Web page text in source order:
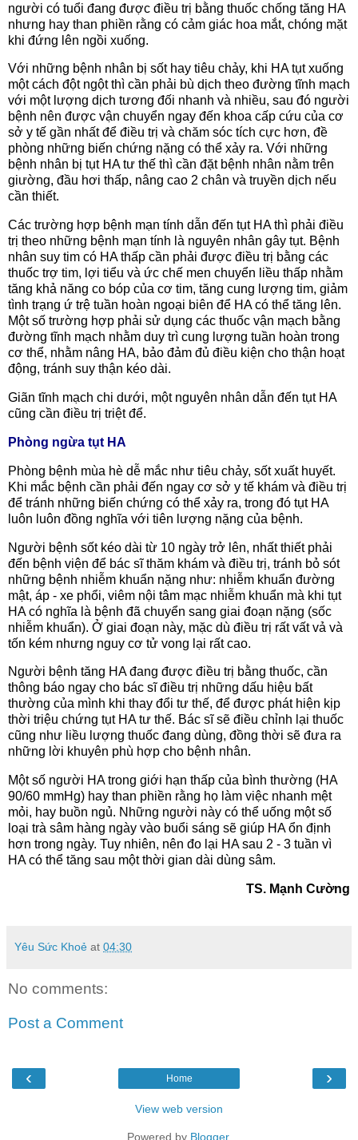
người có tuổi đang được điều trị bằng thuốc chống tăng HA
nhưng hay than phiền rằng có cảm giác hoa mắt, chóng mặt
khi đứng lên ngồi xuống.
Với những bệnh nhân bị sốt hay tiêu chảy, khi HA tụt xuống
một cách đột ngột thì cần phải bù dịch theo đường tĩnh mạch
với một lượng dịch tương đối nhanh và nhiều, sau đó người
bệnh nên được vận chuyển ngay đến khoa cấp cứu của cơ
sở y tế gần nhất để điều trị và chăm sóc tích cực hơn, đề
phòng những biến chứng nặng có thể xảy ra. Với những
bệnh nhân bị tụt HA tư thế thì cần đặt bệnh nhân nằm trên
giường, đầu hơi thấp, nâng cao 2 chân và truyền dịch nếu
cần thiết.
Các trường hợp bệnh mạn tính dẫn đến tụt HA thì phải điều
trị theo những bệnh mạn tính là nguyên nhân gây tụt. Bệnh
nhân suy tim có HA thấp cần phải được điều trị bằng các
thuốc trợ tim, lợi tiểu và ức chế men chuyển liều thấp nhằm
tăng khả năng co bóp của cơ tim, tăng cung lượng tim, giảm
tình trạng ứ trệ tuần hoàn ngoại biên để HA có thể tăng lên.
Một số trường hợp phải sử dụng các thuốc vận mạch bằng
đường tĩnh mạch nhằm duy trì cung lượng tuần hoàn trong
cơ thể, nhằm nâng HA, bảo đảm đủ điều kiện cho thận hoạt
động, tránh suy thận kéo dài.
Giãn tĩnh mạch chi dưới, một nguyên nhân dẫn đến tụt HA
cũng cần điều trị triệt để.
Phòng ngừa tụt HA
Phòng bệnh mùa hè dễ mắc như tiêu chảy, sốt xuất huyết.
Khi mắc bệnh cần phải đến ngay cơ sở y tế khám và điều trị
để tránh những biến chứng có thể xảy ra, trong đó tụt HA
luôn luôn đồng nghĩa với tiên lượng nặng của bệnh.
Người bệnh sốt kéo dài từ 10 ngày trở lên, nhất thiết phải
đến bệnh viện để bác sĩ thăm khám và điều trị, tránh bỏ sót
những bệnh nhiễm khuẩn nặng như: nhiễm khuẩn đường
mật, áp - xe phổi, viêm nội tâm mạc nhiễm khuẩn mà khi tụt
HA có nghĩa là bệnh đã chuyển sang giai đoạn nặng (sốc
nhiễm khuẩn). Ở giai đoạn này, mặc dù điều trị rất vất vả và
tốn kém nhưng nguy cơ tử vong lại rất cao.
Người bệnh tăng HA đang được điều trị bằng thuốc, cần
thông báo ngay cho bác sĩ điều trị những dấu hiệu bất
thường của mình khi thay đổi tư thế, để được phát hiện kịp
thời triệu chứng tụt HA tư thế. Bác sĩ sẽ điều chỉnh lại thuốc
cũng như liều lượng thuốc đang dùng, đồng thời sẽ đưa ra
những lời khuyên phù hợp cho bệnh nhân.
Một số người HA trong giới hạn thấp của bình thường (HA
90/60 mmHg) hay than phiền rằng họ làm việc nhanh mệt
mỏi, hay buồn ngủ. Những người này có thể uống một số
loại trà sâm hàng ngày vào buổi sáng sẽ giúp HA ổn định
hơn trong ngày. Tuy nhiên, nên đo lại HA sau 2 - 3 tuần vì
HA có thể tăng sau một thời gian dài dùng sâm.
TS. Mạnh Cường
Yêu Sức Khoẻ at 04:30
No comments:
Post a Comment
‹ ›
Home
View web version
Powered by Blogger.